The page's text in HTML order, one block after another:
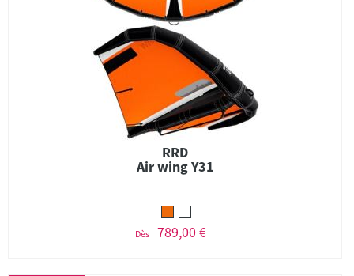
RRD
Air wing Y31
Dès 789,00 €